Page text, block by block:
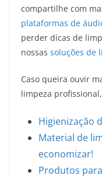
compartilhe com
plataformas de
perder dicas de
nossas soluções de
Caso queira ouvir
limpeza
Higienização
Material de
economizar!
Produtos